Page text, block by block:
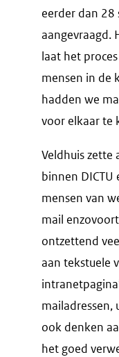
eerder dan
aangevraagd.
laat het
mensen in de
hadden we
voor elkaar te
Veldhuis zette
binnen
mensen van
mail
ontzettend
aan tekstuele
mailadressen,
ook denken
het goed